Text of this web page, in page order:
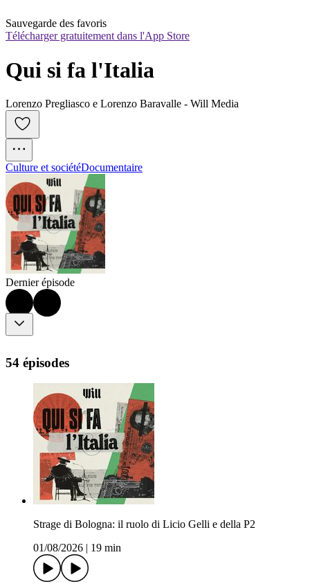
Sauvegarde des favoris
Télécharger gratuitement dans l'App Store
Qui si fa l'Italia
Lorenzo Pregliasco e Lorenzo Baravalle - Will Media
Culture et sociétéDocumentaire
Dernier épisode
54 épisodes
Strage di Bologna: il ruolo di Licio Gelli e della P2
01/08/2026
19 min